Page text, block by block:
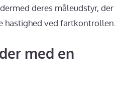
deres måleudstyr, der
hastighed ved fartkontrollen.
med en